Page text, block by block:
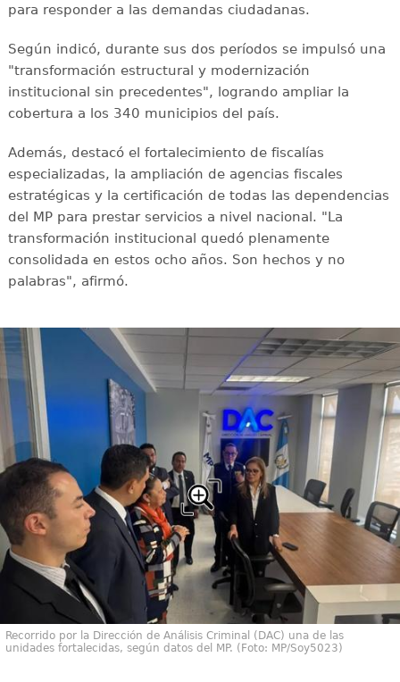
para responder a las demandas ciudadanas.
Según indicó, durante sus dos períodos se impulsó una
"transformación estructural y modernización
institucional sin precedentes", logrando ampliar la
cobertura a los 340 municipios del país.
Además, destacó el fortalecimiento de fiscalías
especializadas, la ampliación de agencias fiscales
estratégicas y la certificación de todas las dependencias
del MP para prestar servicios a nivel nacional. "La
transformación institucional quedó plenamente
consolidada en estos ocho años. Son hechos y no
palabras", afirmó.
Recorrido por la Dirección de Análisis Criminal (DAC) una de las
unidades fortalecidas, según datos del MP. (Foto: MP/Soy5023)